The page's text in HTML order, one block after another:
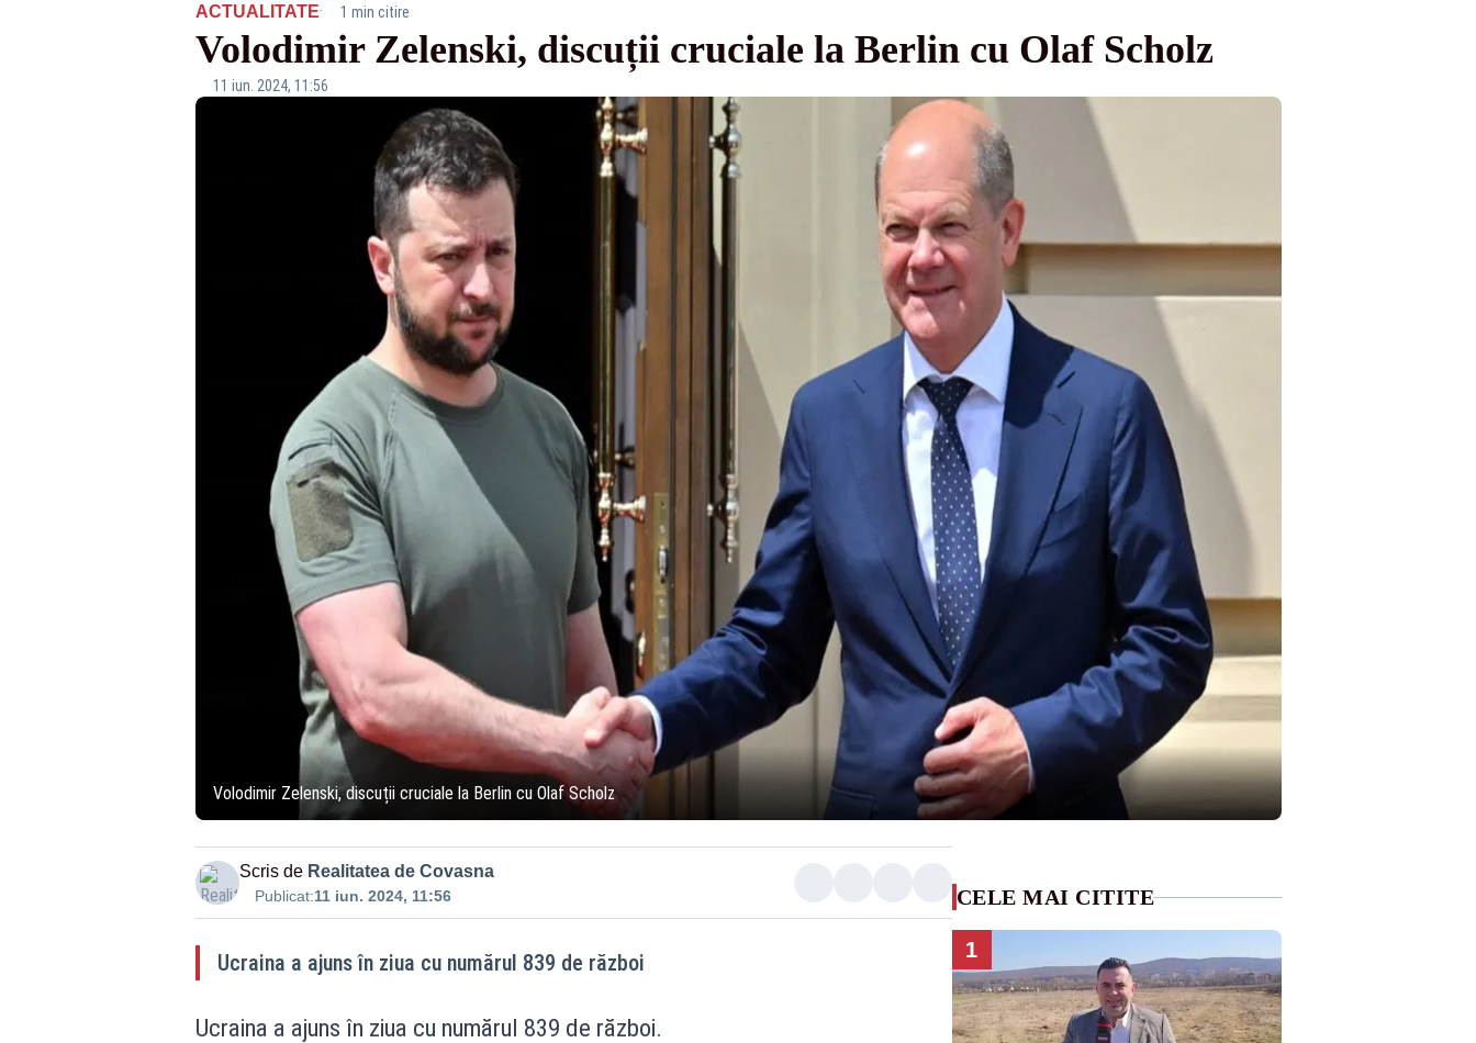
ACTUALITATE· 1 min citire
Volodimir Zelenski, discuții cruciale la Berlin cu Olaf Scholz
11 iun. 2024, 11:56
Volodimir Zelenski, discuții cruciale la Berlin cu Olaf Scholz
Scris de Realitatea de Covasna
Publicat:11 iun. 2024, 11:56
Ucraina a ajuns în ziua cu numărul 839 de război
Ucraina a ajuns în ziua cu numărul 839 de război.
CELE MAI CITITE
1